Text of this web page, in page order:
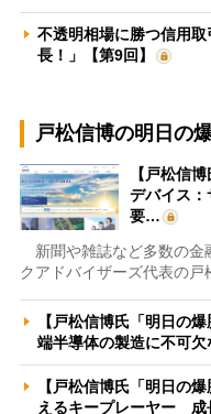
不透明相場に勝つ信用
長！」【第9回】
戸松信博の明日の
【戸松信
デバイス
要…
新聞や雑誌など多数の金
クアドバイザーズ代表の戸
【戸松信博氏「明日の
端半導体の製造に不可
【戸松信博氏「明日の
えるキープレーヤー